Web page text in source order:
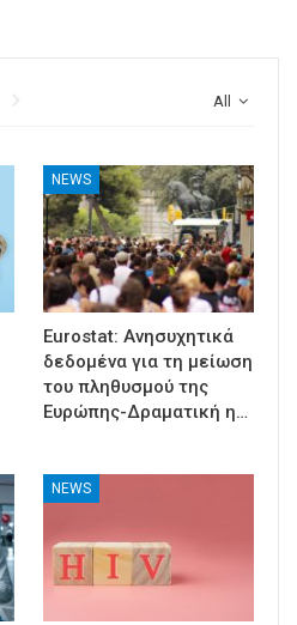
All
NEWS
Eurostat: Ανησυχητικά
δεδομένα για τη μείωση
του πληθυσμού της
Ευρώπης-Δραματική η…
NEWS